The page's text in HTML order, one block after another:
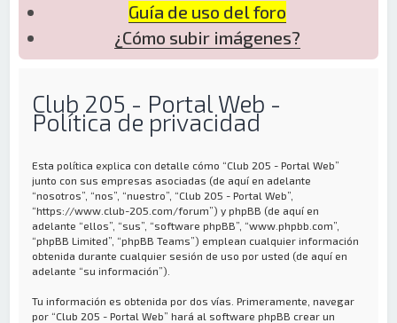
Guía de uso del foro
¿Cómo subir imágenes?
Club 205 - Portal Web -
Política de privacidad
Esta política explica con detalle cómo “Club 205 - Portal Web”
junto con sus empresas asociadas (de aquí en adelante
“nosotros”, “nos”, “nuestro”, “Club 205 - Portal Web”,
“https://www.club-205.com/forum”) y phpBB (de aquí en
adelante “ellos”, “sus”, “software phpBB”, “www.phpbb.com”,
“phpBB Limited”, “phpBB Teams”) emplean cualquier información
obtenida durante cualquier sesión de uso por usted (de aquí en
adelante “su información”).
Tu información es obtenida por dos vías. Primeramente, navegar
por “Club 205 - Portal Web” hará al software phpBB crear un